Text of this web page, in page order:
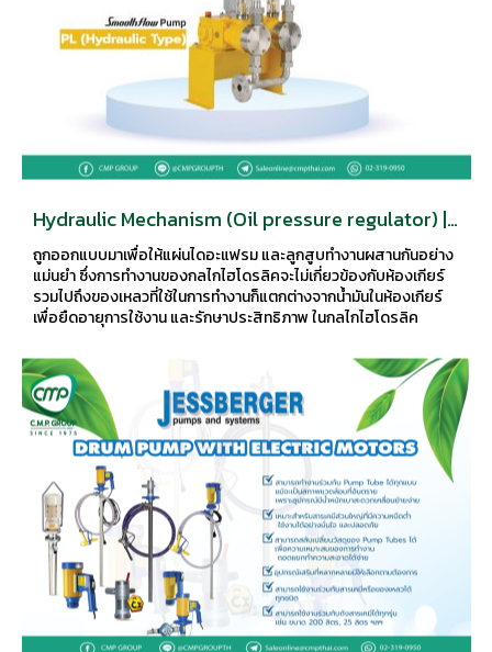
Hydraulic Mechanism (Oil pressure regulator) |
TACMINA
ถูกออกแบบมาเพื่อให้แผ่นไดอะแฟรม และลูกสูบทำงานผสานกันอย่าง
แม่นยำ ซึ่งการทำงานของกลไกไฮโดรลิคจะไม่เกี่ยวข้องกับห้องเกียร์
รวมไปถึงของเหลวที่ใช้ในการทำงานก็แตกต่างจากน้ำมันในห้องเกียร์
เพื่อยืดอายุการใช้งาน และรักษาประสิทธิภาพ ในกลไกไฮโดรลิค